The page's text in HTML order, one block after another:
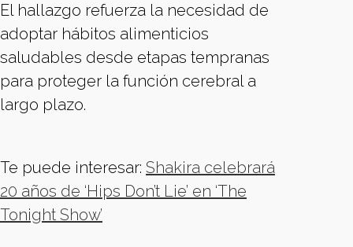
El hallazgo refuerza la necesidad de
adoptar hábitos alimenticios
saludables desde etapas tempranas
para proteger la función cerebral a
largo plazo.
Te puede interesar: Shakira celebrará
20 años de ‘Hips Don’t Lie’ en ‘The
Tonight Show’